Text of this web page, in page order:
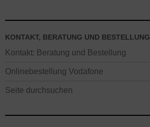
KONTAKT, BERATUNG UND BESTELLUNG
Kontakt: Beratung und Bestellung
Onlinebestellung Vodafone
Seite durchsuchen